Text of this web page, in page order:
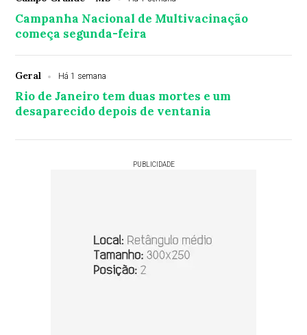
Campanha Nacional de Multivacinação
começa segunda-feira
Geral Há 1 semana
Rio de Janeiro tem duas mortes e um
desaparecido depois de ventania
PUBLICIDADE